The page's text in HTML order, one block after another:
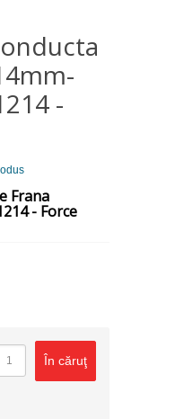
-
Frana
- Force
În căruţ